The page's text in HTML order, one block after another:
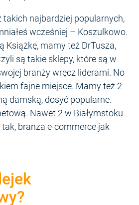
najbardziej popularnych,
wcześniej – Koszulkowo.
Książkę, mamy też DrTusza,
są takie sklepy, które są w
branży wręcz liderami. No
fajne miejsce. Mamy też 2
damską, dosyć popularne.
Nawet 2 w Białymstoku
tak, branża e-commerce jak